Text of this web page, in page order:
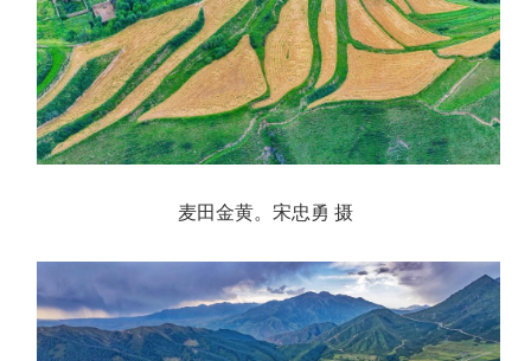
麦田金黄。宋忠勇 摄